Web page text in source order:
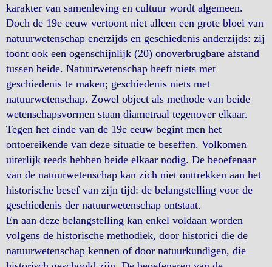
karakter van samenleving en cultuur wordt algemeen.
Doch de 19e eeuw vertoont niet alleen een grote bloei van
natuurwetenschap enerzijds en geschiedenis anderzijds: zij
toont ook een ogenschijnlijk (20) onoverbrugbare afstand
tussen beide. Natuurwetenschap heeft niets met
geschiedenis te maken; geschiedenis niets met
natuurwetenschap. Zowel object als methode van beide
wetenschapsvormen staan diametraal tegenover elkaar.
Tegen het einde van de 19e eeuw begint men het
ontoereikende van deze situatie te beseffen. Volkomen
uiterlijk reeds hebben beide elkaar nodig. De beoefenaar
van de natuurwetenschap kan zich niet onttrekken aan het
historische besef van zijn tijd: de belangstelling voor de
geschiedenis der natuurwetenschap ontstaat.
En aan deze belangstelling kan enkel voldaan worden
volgens de historische methodiek, door historici die de
natuurwetenschap kennen of door natuurkundigen, die